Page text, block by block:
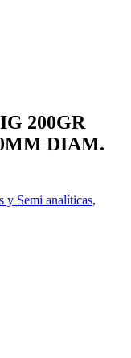
200GR
DIAM.
y Semi analíticas,